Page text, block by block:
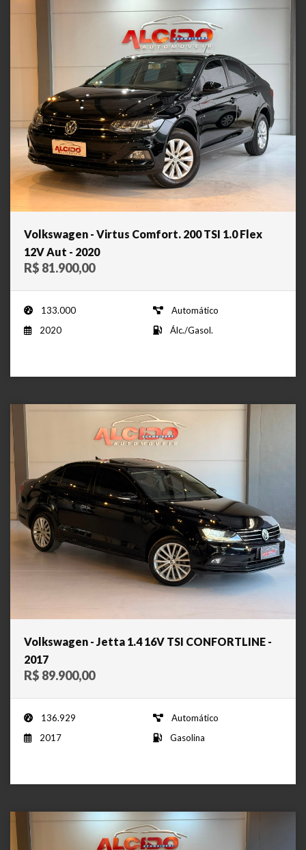
Volkswagen - Virtus Comfort. 200 TSI 1.0 Flex
12V Aut - 2020
R$ 81.900,00
133.000
Automático
2020
Álc./Gasol.
Volkswagen - Jetta 1.4 16V TSI CONFORTLINE -
2017
R$ 89.900,00
136.929
Automático
2017
Gasolina